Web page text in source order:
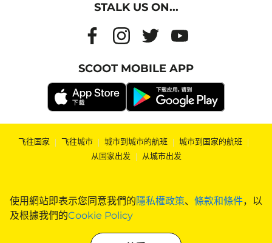
使用網站即表示您同意我們的隱私權政策、 條款和條件，以
及根據我們的Cookie Policy
STALK US ON...
SCOOT MOBILE APP
飞往国家 | 飞往城市 | 城市到城市的航班 | 城市到国家的航班 |
从国家出发 | 从城市出发